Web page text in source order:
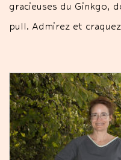
gracieuses du Ginkgo,
pull. Admirez et